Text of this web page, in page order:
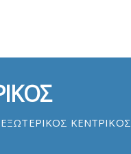
ΚΕΝΤΡΙΚΟΣ